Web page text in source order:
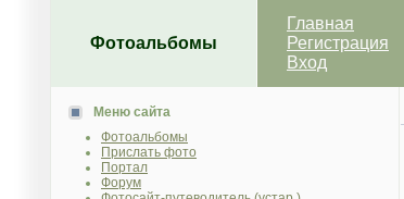
Фотоальбомы
Главная
Регистрация
Вход
Меню сайта
Фотоальбомы
Прислать фото
Портал
Форум